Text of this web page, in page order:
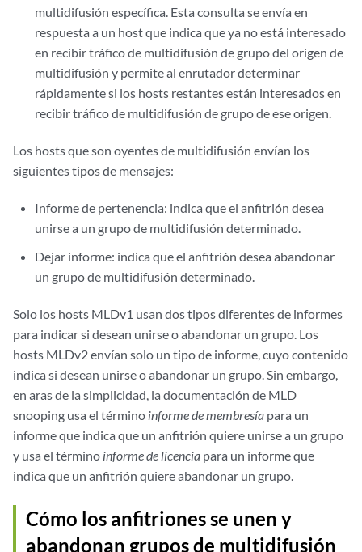
multidifusión específica. Esta consulta se envía en
respuesta a un host que indica que ya no está interesado
en recibir tráfico de multidifusión de grupo del origen de
multidifusión y permite al enrutador determinar
rápidamente si los hosts restantes están interesados en
recibir tráfico de multidifusión de grupo de ese origen.
Los hosts que son oyentes de multidifusión envían los
siguientes tipos de mensajes:
Informe de pertenencia: indica que el anfitrión desea
unirse a un grupo de multidifusión determinado.
Dejar informe: indica que el anfitrión desea abandonar
un grupo de multidifusión determinado.
Solo los hosts MLDv1 usan dos tipos diferentes de informes
para indicar si desean unirse o abandonar un grupo. Los
hosts MLDv2 envían solo un tipo de informe, cuyo contenido
indica si desean unirse o abandonar un grupo. Sin embargo,
en aras de la simplicidad, la documentación de MLD
snooping usa el término informe de membresía para un
informe que indica que un anfitrión quiere unirse a un grupo
y usa el término informe de licencia para un informe que
indica que un anfitrión quiere abandonar un grupo.
Cómo los anfitriones se unen y
abandonan grupos de multidifusión